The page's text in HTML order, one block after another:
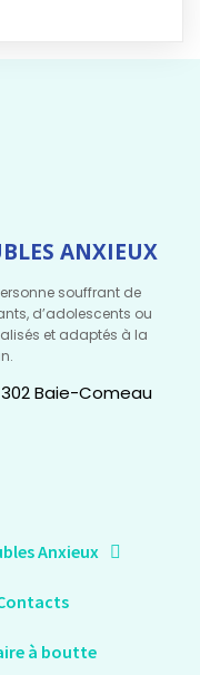
ANXIEUX
souffrant de
d’adolescents ou
et adaptés à la
Baie-Comeau
Anxieux
à boutte